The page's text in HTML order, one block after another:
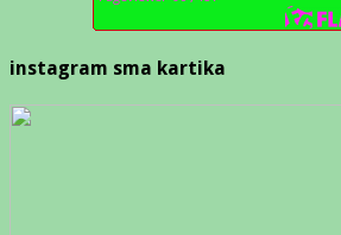
instagram sma kartika